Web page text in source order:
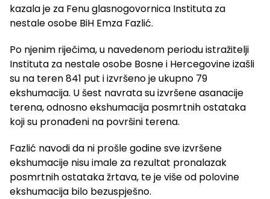
kazala je za Fenu glasnogovornica Instituta za
nestale osobe BiH Emza Fazlić.
Po njenim riječima, u navedenom periodu istražitelji
Instituta za nestale osobe Bosne i Hercegovine izašli
su na teren 841 put i izvršeno je ukupno 79
ekshumacija. U šest navrata su izvršene asanacije
terena, odnosno ekshumacija posmrtnih ostataka
koji su pronađeni na površini terena.
Fazlić navodi da ni prošle godine sve izvršene
ekshumacije nisu imale za rezultat pronalazak
posmrtnih ostataka žrtava, te je više od polovine
ekshumacija bilo bezuspješno.